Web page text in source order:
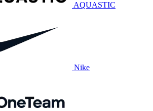
AQUASTIC
Nike